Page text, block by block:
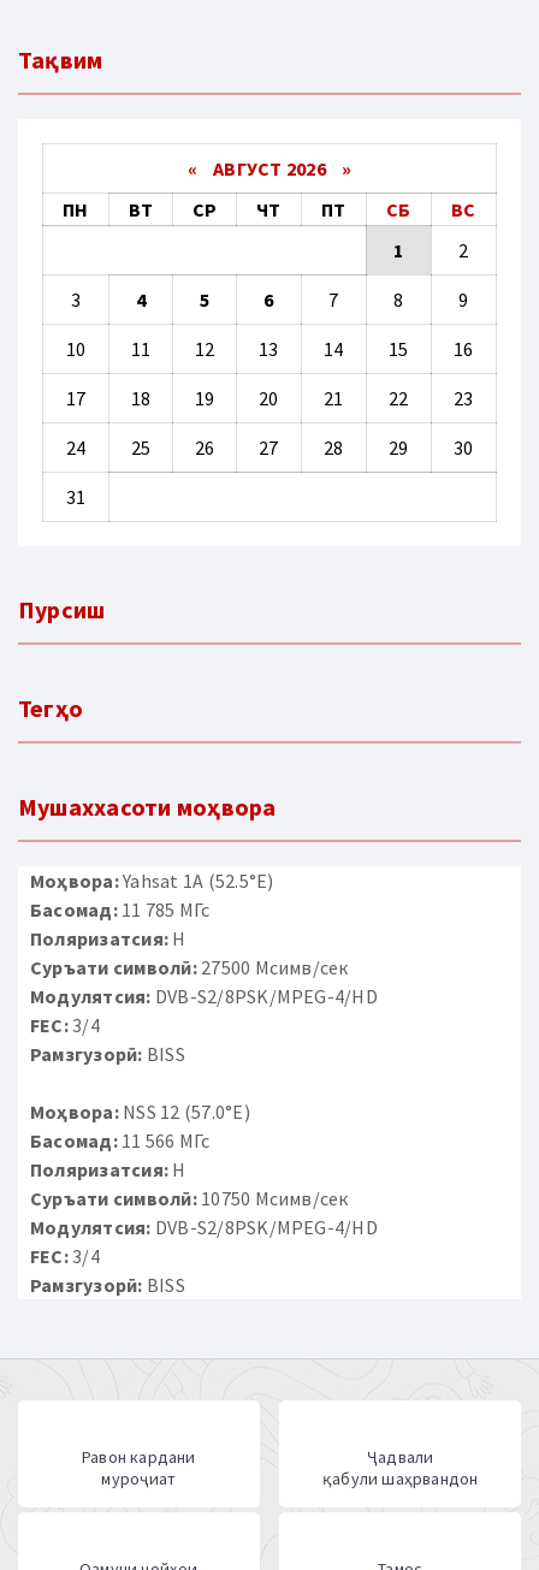
Тақвим
« АВГУСТ 2026 »
ПН
ВТ СР ЧТ ПТ СБ
ВС
1
2
3 4 5 6 7 8 9
10 11 12 13 14 15 16
17 18 19 20 21 22 23
24 25 26 27 28 29 30
31
Пурсиш
Тегҳо
Мушаххасоти моҳвора
Моҳвора:Yahsat 1A (52.5°E)
Басомад:11 785 МГс
Поляризатсия: H
Суръати символӣ:27500 Мсимв/сек
Модулятсия: DVB-S2/8PSK/MPEG-4/HD
FEC:3/4
Рамзгузорӣ: BISS
Моҳвора:NSS 12 (57.0°E)
Басомад:11 566 МГс
Поляризатсия: H
Суръати символӣ:10750 Мсимв/сек
Модулятсия: DVB-S2/8PSK/MPEG-4/HD
FEC:3/4
Рамзгузорӣ: BISS
Равон кардани
муроҷиат
Ҷадвали
қабули шаҳрвандон